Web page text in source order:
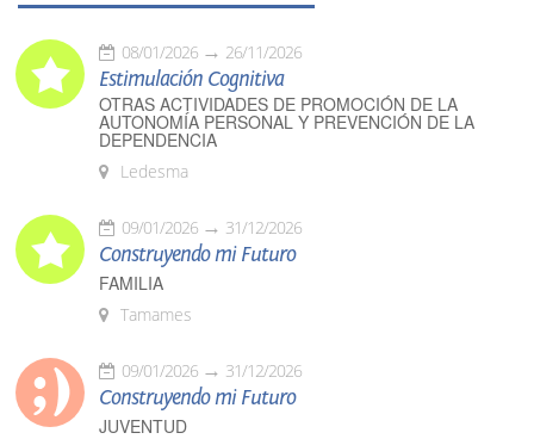
08/01/2026 26/11/2026
Estimulación Cognitiva
OTRAS ACTIVIDADES DE PROMOCIÓN DE LA
AUTONOMÍA PERSONAL Y PREVENCIÓN DE LA
DEPENDENCIA
Ledesma
09/01/2026 31/12/2026
Construyendo mi Futuro
FAMILIA
Tamames
09/01/2026 31/12/2026
Construyendo mi Futuro
JUVENTUD